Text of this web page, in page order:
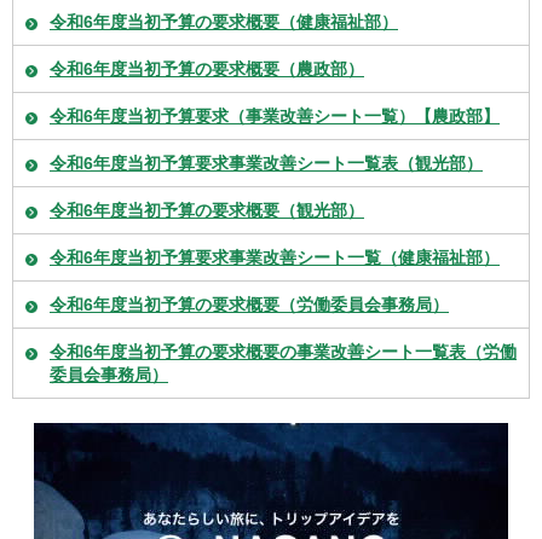
令和6年度当初予算の要求概要（健康福祉部）
令和6年度当初予算の要求概要（農政部）
令和6年度当初予算要求（事業改善シート一覧）【農政部】
令和6年度当初予算要求事業改善シート一覧表（観光部）
令和6年度当初予算の要求概要（観光部）
令和6年度当初予算要求事業改善シート一覧（健康福祉部）
令和6年度当初予算の要求概要（労働委員会事務局）
令和6年度当初予算の要求概要の事業改善シート一覧表（労働
委員会事務局）